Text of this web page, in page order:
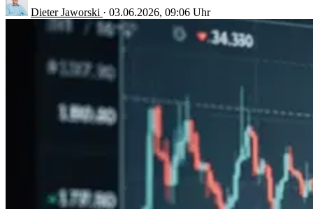
Dieter Jaworski · 03.06.2026, 09:06 Uhr